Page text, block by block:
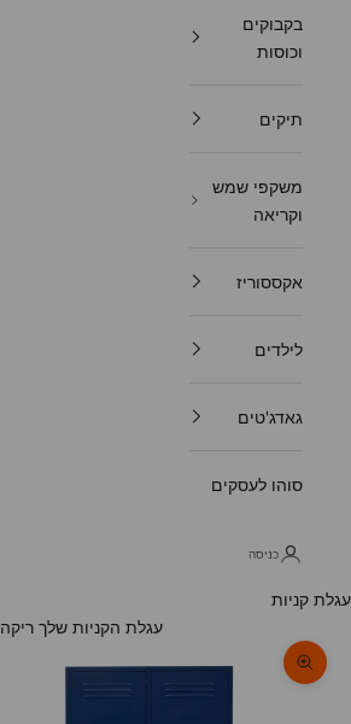
בקבוקים
וכוסות
תיקים
משקפי שמש
וקריאה
אקססוריז
לילדים
גאדג'טים
סוהו לעסקים
כניסה
עגלת קניות
עגלת הקניות שלך ריקה
תקריב